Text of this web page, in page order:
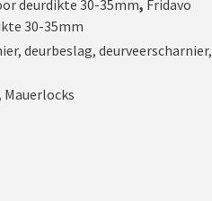
deurdikte 30-35mm, Fridavo
30-35mm
, deurbeslag, deurveerscharnier,
Mauerlocks